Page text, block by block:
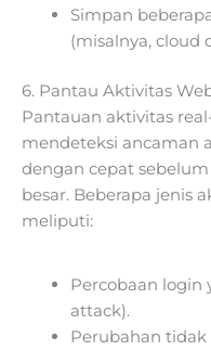
Simpan
(misalnya, cloud
6. Pantau Aktivitas
Pantauan aktivitas
mendeteksi ancaman
dengan cepat
besar. Beberapa jenis
meliputi:
Percobaan login
attack).
Perubahan tidak